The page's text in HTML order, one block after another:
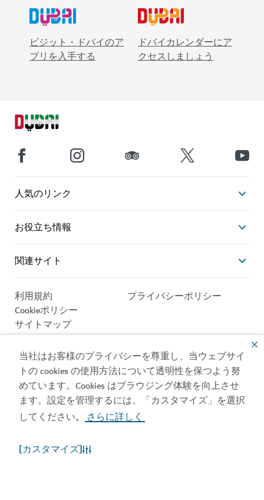
当社はお客様のプライバシーを尊重し、当ウェブサイ
トの cookies の使用方法について透明性を保つよう努
めています。Cookies はブラウジング体験を向上させ
ます。設定を管理するには、「カスタマイズ」を選択
してください。 さらに詳しく
[カスタマイズ]
ビジット・ドバイのア
プリを入手する
ドバイカレンダーにア
クセスしましょう
人気のリンク
お役立ち情報
関連サイト
利用規約
プライバシーポリシー
Cookieポリシー
サイトマップ
Copyright © 2026. 当サイトはドバイ経済観光庁が管理
しています。
サイトの更新日 [08/08/2026]
本サイトはreCAPTCHAが保護しており、Googleプライバ
シーポリシーと サービス規約が適用されます。